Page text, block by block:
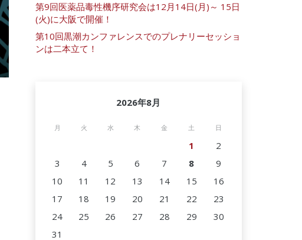
第9回医薬品毒性機序研究会は12月14日(月)～ 15日
(火)に大阪で開催！
第10回黒潮カンファレンスでのプレナリーセッショ
ンは二本立て！
2026年8月
月 火 水 木 金 土 日
1
2
3
4 5 6 7 8
9
10
11 12 13 14 15
16
17
18 19 20 21 22
23
24
25 26 27 28 29
30
31